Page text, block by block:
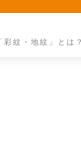
彩紋・地紋」とは